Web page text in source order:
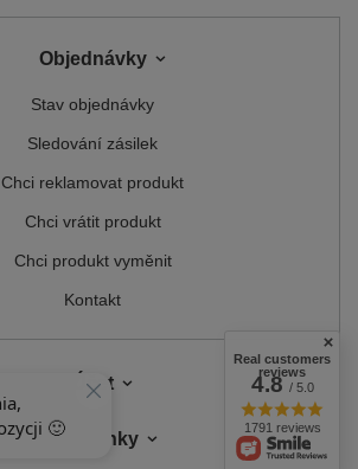
Objednávky
Stav objednávky
Sledování zásilek
Chci reklamovat produkt
Chci vrátit produkt
Chci produkt vyměnit
Kontakt
Účet
Podmínky
Real customers
reviews
4.8/ 5.0
1791 reviews